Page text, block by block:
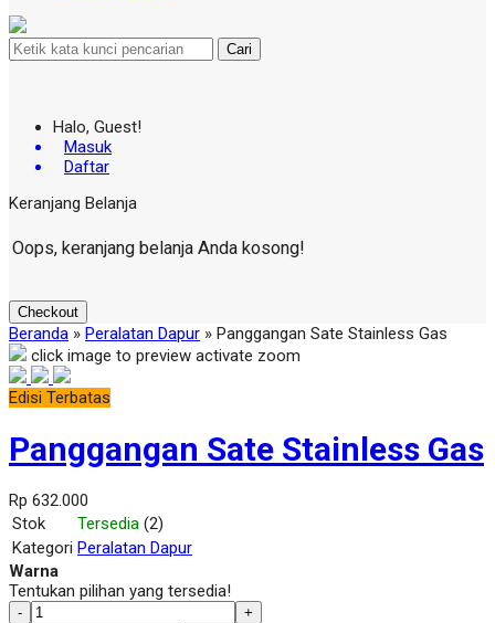
Cari
Halo, Guest!
Masuk
Daftar
Keranjang Belanja
Oops, keranjang belanja Anda kosong!
Checkout
Beranda » Peralatan Dapur » Panggangan Sate Stainless Gas
click image to preview activate zoom
Edisi Terbatas
Panggangan Sate Stainless Gas
Rp 632.000
Stok
Tersedia (2)
Kategori Peralatan Dapur
Warna
Tentukan pilihan yang tersedia!
-
+